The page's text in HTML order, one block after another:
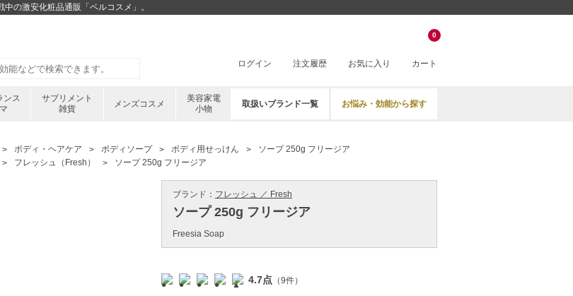
の激安化粧品通販「ベルコスメ」。
ログイン 注文履歴 お気に入り カート
0
ンス
サプリメント
雑貨
メンズコスメ
美容家電
小物
取扱いブランド一覧 お悩み・効能から探す
ボディ・ヘアケア ボディソープ ボディ用せっけん
ソープ 250g フリージア
フレッシュ（Fresh） ソープ 250g フリージア
ブランド： フレッシュ ／ Fresh
ソープ 250g フリージア
Freesia Soap
4.7点 （9件）